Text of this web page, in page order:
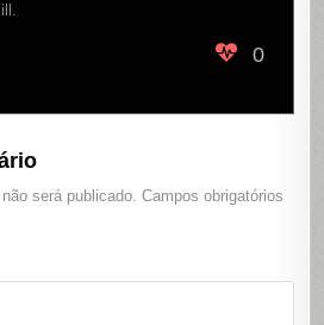
0
será publicado. Campos obrigatórios